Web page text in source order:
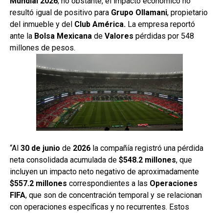
resultó igual de positivo para Grupo Ollamani, propietario
del inmueble y del Club América. La empresa reportó
ante la Bolsa Mexicana de Valores pérdidas por 548
millones de pesos.
“Al 30 de junio de 2026 la compañía registró una pérdida
neta consolidada acumulada de $548.2 millones, que
incluyen un impacto neto negativo de aproximadamente
$557.2 millones correspondientes a las Operaciones
FIFA, que son de concentración temporal y se relacionan
con operaciones específicas y no recurrentes. Estos